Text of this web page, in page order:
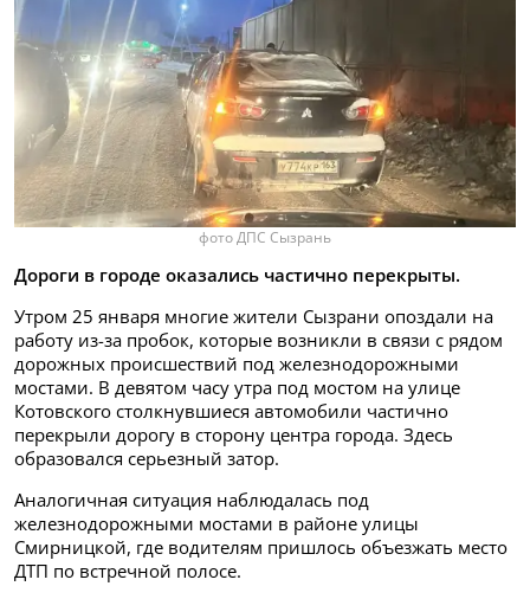
фото ДПС Сызрань
Дороги в городе оказались частично перекрыты.
Утром 25 января многие жители Сызрани опоздали на
работу из-за пробок, которые возникли в связи с рядом
дорожных происшествий под железнодорожными
мостами. В девятом часу утра под мостом на улице
Котовского столкнувшиеся автомобили частично
перекрыли дорогу в сторону центра города. Здесь
образовался серьезный затор.
Аналогичная ситуация наблюдалась под
железнодорожными мостами в районе улицы
Смирницкой, где водителям пришлось объезжать место
ДТП по встречной полосе.